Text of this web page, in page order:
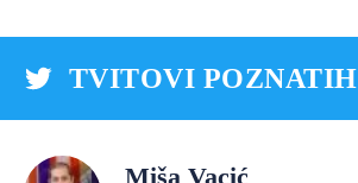
TVITOVI POZNATIH
Miša Vacić